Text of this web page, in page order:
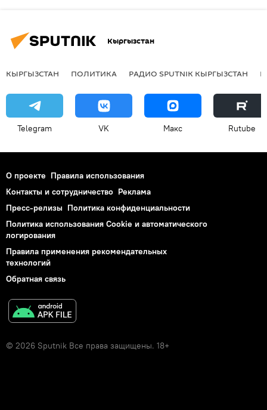
Кыргызстан
КЫРГЫЗСТАН ПОЛИТИКА РАДИО SPUTNIK КЫРГЫЗСТАН
Telegram VK Макс Rutube
О проекте Правила использования
Контакты и сотрудничество Реклама
Пресс-релизы Политика конфиденциальности
Политика использования Cookie и автоматического
логирования
Правила применения рекомендательных
технологий
Обратная связь
© 2026 Sputnik Все права защищены. 18+